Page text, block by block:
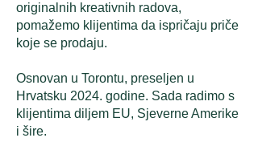
originalnih kreativnih radova,
pomažemo klijentima da ispričaju priče
koje se prodaju.
Osnovan u Torontu, preseljen u
Hrvatsku 2024. godine. Sada radimo s
klijentima diljem EU, Sjeverne Amerike
i šire.